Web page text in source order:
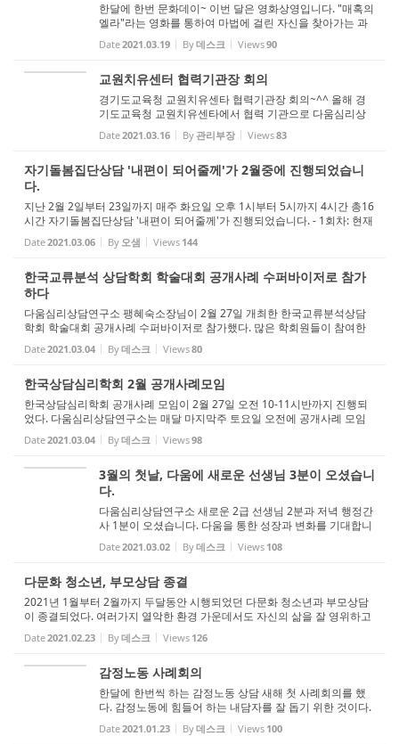
한달에 한번 문화데이~ 이번 달은 영화상영입니다. "매혹의
엘라"라는 영화를 통하여 마법에 걸린 자신을 찾아가는 과
정을 그린 영화죠. 등장인물들을 통해, 자신과 연관시켜 생
각해 볼 수 있는 점이 많았습나다. 스스로의 틀을 깨고 자율
Date2021.03.19 By데스크 Views90
교원치유센터 협력기관장 회의
경기도교육청 교원치유센타 협력기관장 회의~^^ 올해 경
기도교육청 교원치유센타에서 협력 기관으로 다움심리상
담연구소가 선정되었습나다. 학교 일선에서 수고하시는 선
생님들을 도울 수 있는 좋은 환경을 마련할 것입니다.
Date2021.03.16 By 관리부장 Views83
자기돌봄집단상담 '내편이 되어줄께'가 2월중에 진행되었습니
다.
지난 2월 2일부터 23일까지 매주 화요일 오후 1시부터 5시까지 4시간 총16
시간 자기돌봄집단상담 '내편이 되어줄께'가 진행되었습니다. - 1회차: 현재
의 나를 구성하는 몸과 마음의 자리를 확인해 본다 - 2회차: 제 3의 시선으로
나에 대해 집중해 본후 풀어내...
Date2021.03.06 By 오샘 Views 144
한국교류분석 상담학회 학술대회 공개사례 수퍼바이저로 참가
하다
다움심리상담연구소 팽혜숙소장님이 2월 27일 개최한 한국교류분석상담
학회 학술대회 공개사례 수퍼바이저로 참가했다. 많은 학회원들이 참여한
가운데 박미현선생님과 함께 진행했다. 이번 사례는 노인사례로 앞으로 노
인상담에 대한 욕구가 많은데 좋은 공부...
Date2021.03.04 By데스크 Views80
한국상담심리학회 2월 공개사례모임
한국상담심리학회 공개사례 모임이 2월 27일 오전 10-11시반까지 진행되
었다. 다움심리상담연구소는 매달 마지막주 토요일 오전에 공개사례 모임
을 진행한다. 이번에는 한국상담대학원대학교 교수님이신 주영아교수님이
주수퍼바이저로 수고해 주셨다 부수퍼바...
Date2021.03.04 By데스크 Views98
3월의 첫날, 다움에 새로운 선생님 3분이 오셨습니
다.
다움심리상담연구소 새로운 2급 선생님 2분과 저녁 행정간
사 1분이 오셨습니다. 다움을 통한 성장과 변화를 기대합니
다. 새롭게 오신 선생님들을 환영하느라 꽃을 샀습니다. 상
담실에 꽃향기가 풍기듯 선생님들과 내담자들의 마음에 향
Date2021.03.02 By데스크 Views 108
다문화 청소년, 부모상담 종결
2021년 1월부터 2월까지 두달동안 시행되었던 다문화 청소년과 부모상담
이 종결되었다. 여러가지 열악한 환경 가운데서도 자신의 삶을 잘 영위하고
있는 청소년과 부모들에게 박수를 보낸다. 가지고 있는 자원으로 이 땅에서
잘 정착할 수 있도록 주변과 함께...
Date2021.02.23 By데스크 Views 126
감정노동 사례회의
한달에 한번씩 하는 감정노동 상담 새해 첫 사례회의를 했
다. 감정노동에 힘들어 하는 내담자를 잘 돕기 위한 것이다.
부천에 거주하거나, 부천에 직장이 있는 분중 감정노동 현
장에서 힘들어하는 내담자는 누구나 10회기 무료 상담을
Date2021.01.23 By데스크 Views 100